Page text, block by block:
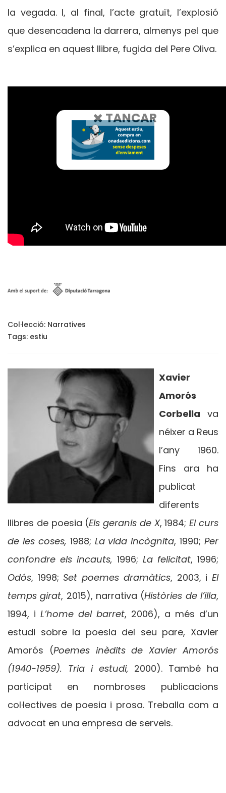
la vegada. I, al final, l’acte gratuït, l’explosió
que desencadena la darrera, almenys pel que
s’explica en aquest llibre, fugida del Pere Oliva.
Col·lecció: Narratives
Tags: estiu
Xavier
Amorós
Corbella va
néixer a Reus
l’any 1960.
Fins ara ha
publicat
diferents
llibres de poesia (Els geranis de X, 1984;El curs
de les coses, 1988; La vida incògnita, 1990; Per
confondre els incauts, 1996; La felicitat, 1996;
Odós, 1998; Set poemes dramàtics, 2003, iEl
temps girat, 2015), narrativa (Històries de l’illa,
1994, i L’home del barret, 2006), a més d’un
estudi sobre la poesia del seu pare, Xavier
Amorós (Poemes inèdits de Xavier Amorós
(1940-1959). Tria i estudi, 2000). També ha
participat en nombroses publicacions
col·lectives de poesia i prosa. Treballa com a
advocat en una empresa de serveis.
TANCAR